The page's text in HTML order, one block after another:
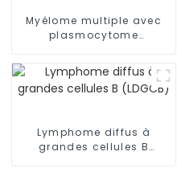
Myélome multiple avec
plasmocytome
Lymphome diffus à
grandes cellules B